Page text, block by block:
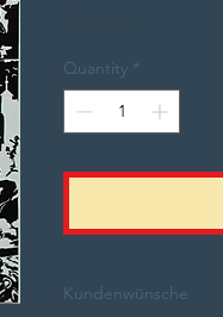
Quantity *
Kundenwünsche